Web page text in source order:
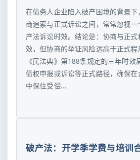
在债务人企业陷入破产困境的背景
商追索与正式诉讼之间，常常忽视
产法诉讼时效。结论是：协商与正
效，但协商的举证风险远高于正式
《民法典》第188条规定的三年时效
债权申报或诉讼等正式路径，确保
中保住受偿...
破产法：开学季学费与培训